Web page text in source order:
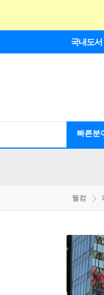
국내도서
빠른분
웰컴